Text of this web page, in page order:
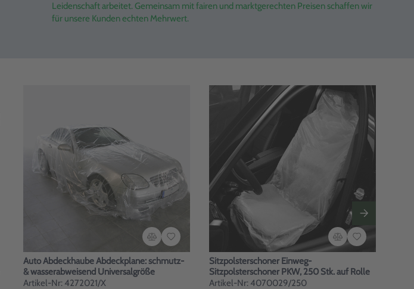
Leidenschaft arbeitet. Gemeinsam mit fairen und marktgerechten Preisen schaffen wir
für unsere Kunden echten Mehrwert.
Auto Abdeckhaube Abdeckplane: schmutz-
& wasserabweisend Universalgröße
Artikel-Nr: 4272021/X
Sitzpolsterschoner Einweg-
Sitzpolsterschoner PKW, 250 Stk. auf Rolle
Artikel-Nr: 4070029/250